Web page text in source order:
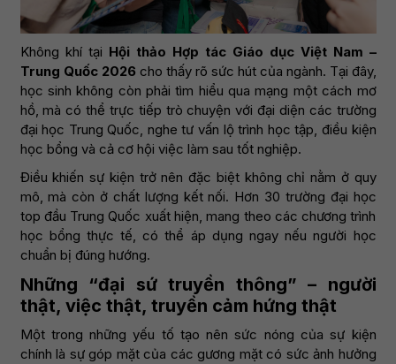
Không khí tại Hội thảo Hợp tác Giáo dục Việt Nam –
Trung Quốc 2026 cho thấy rõ sức hút của ngành. Tại đây,
học sinh không còn phải tìm hiểu qua mạng một cách mơ
hồ, mà có thể trực tiếp trò chuyện với đại diện các trường
đại học Trung Quốc, nghe tư vấn lộ trình học tập, điều kiện
học bổng và cả cơ hội việc làm sau tốt nghiệp.
Điều khiến sự kiện trở nên đặc biệt không chỉ nằm ở quy
mô, mà còn ở chất lượng kết nối. Hơn 30 trường đại học
top đầu Trung Quốc xuất hiện, mang theo các chương trình
học bổng thực tế, có thể áp dụng ngay nếu người học
chuẩn bị đúng hướng.
Những “đại sứ truyền thông” – người
thật, việc thật, truyền cảm hứng thật
Một trong những yếu tố tạo nên sức nóng của sự kiện
chính là sự góp mặt của các gương mặt có sức ảnh hưởng